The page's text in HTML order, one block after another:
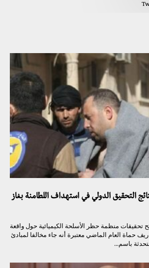
التحقيق الدولي في استهداف اللطامنة بغاز
تحقيقات منظمة حظر الأسلحة الكيميائية حول واقعة
حماة العام الماضي معتبرة أنه جاء مخالفا لمبادئ
باسم...